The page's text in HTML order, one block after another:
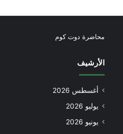
محاضرة دوت كوم
الأرشيف
أغسطس 2026
يوليو 2026
يونيو 2026